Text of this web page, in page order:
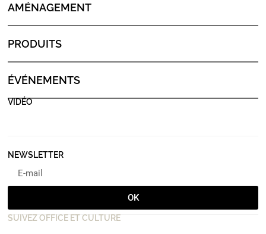
AMÉNAGEMENT
PRODUITS
ÉVÉNEMENTS
VIDÉO
NEWSLETTER
OK
SUIVEZ OFFICE ET CULTURE